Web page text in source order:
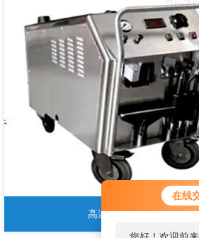
在线
您好！欢迎前
服务，请问您
高温饱和蒸汽清洗机